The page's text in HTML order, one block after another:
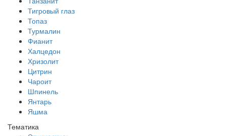
Тигровый глаз
Топаз
Турмалин
Фианит
Халцедон
Хризолит
Цитрин
Чароит
Шпинель
Янтарь
Яшма
Тематика